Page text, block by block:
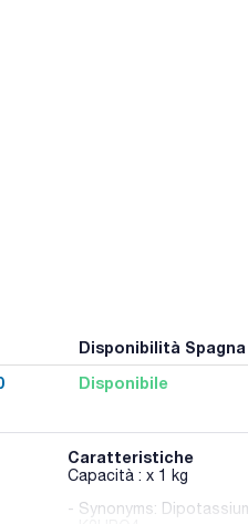
Disponibilità Spagna
Disponibile
Caratteristiche
Capacità : x 1 kg
- Synonyms: